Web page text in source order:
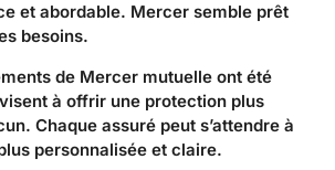
et abordable. Mercer semble prêt
besoins.
de Mercer mutuelle ont été
à offrir une protection plus
Chaque assuré peut s’attendre à
personnalisée et claire.